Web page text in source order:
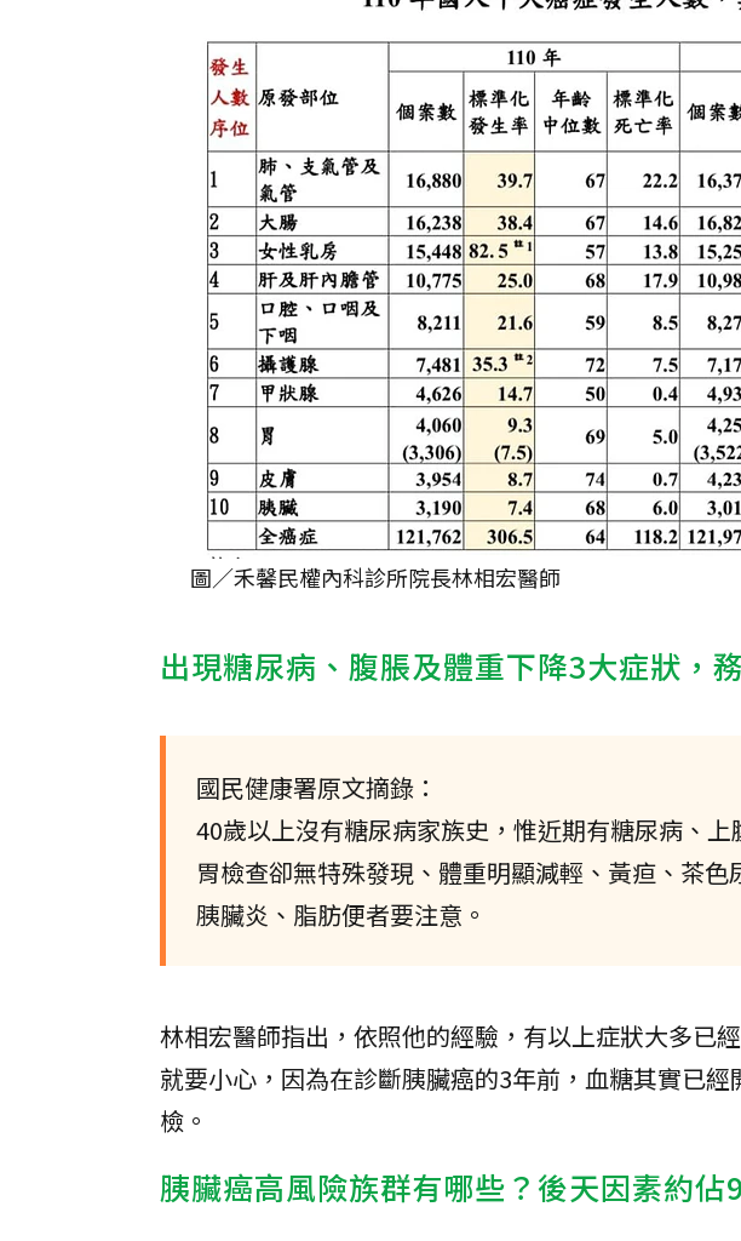
圖／禾馨民權內科診所院長林相宏醫師
出現糖尿病、腹脹及體重下降3大症狀，
國民健康署原文摘錄：
40歲以上沒有糖尿病家族史，惟近期有糖尿病、
胃檢查卻無特殊發現、體重明顯減輕、黃疸、茶
胰臟炎、脂肪便者要注意。
林相宏醫師指出，依照他的經驗，有以上症狀大多已
就要小心，因為在診斷胰臟癌的3年前，血糖其實已
檢。
胰臟癌高風險族群有哪些？後天因素約佔